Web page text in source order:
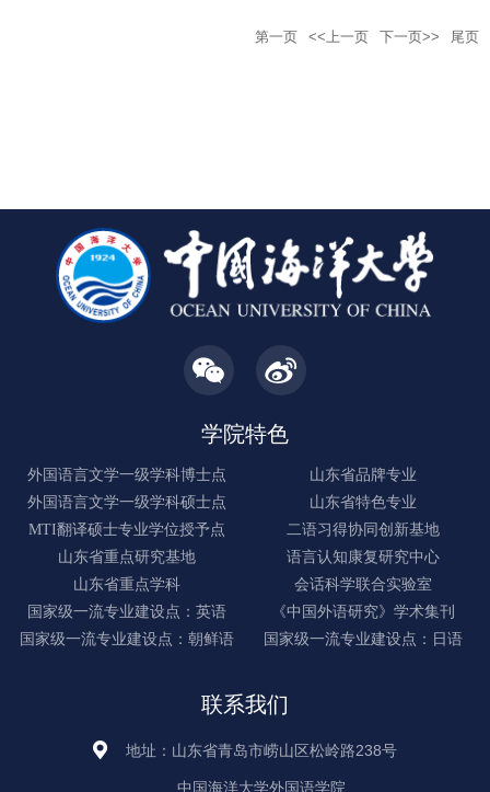
第一页 <<上一页 下一页>> 尾页
学院特色
外国语言文学一级学科博士点
山东省品牌专业
外国语言文学一级学科硕士点
山东省特色专业
MTI翻译硕士专业学位授予点
二语习得协同创新基地
山东省重点研究基地
语言认知康复研究中心
山东省重点学科
会话科学联合实验室
国家级一流专业建设点：英语
《中国外语研究》学术集刊
国家级一流专业建设点：朝鲜语
国家级一流专业建设点：日语
联系我们
地址：山东省青岛市崂山区松岭路238号
中国海洋大学外国语学院